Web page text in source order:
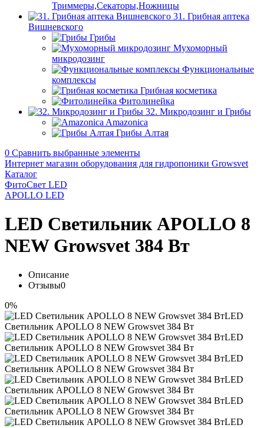
Триммеры,Секаторы,Ножницы
31. Грибная аптека
Вишневского
Грибы
Мухоморный
микродозинг
Функциональные
комплексы
Грибная косметика
Фитолинейка
32. Микродозинг и Грибы
Amazonica
Грибы Алтая
0 Сравнить выбранные элементы
Интернет магазин оборудования для гидропоники Growsvet
Каталог
ФитоСвет LED
APOLLO LED
LED Светильник APOLLO 8
NEW Growsvet 384 Вт
Описание
Отзывы0
0%